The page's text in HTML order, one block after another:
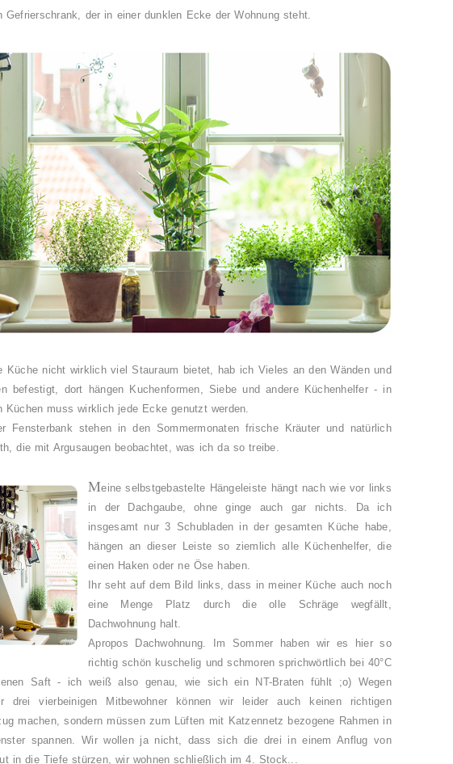
Gefrierschrank, der in einer dunklen Ecke der Wohnung steht.
Küche nicht wirklich viel Stauraum bietet, hab ich Vieles an den Wänden und
befestigt, dort hängen Kuchenformen, Siebe und andere Küchenhelfer - in
Küchen muss wirklich jede Ecke genutzt werden.
Fensterbank stehen in den Sommermonaten frische Kräuter und natürlich
die mit Argusaugen beobachtet, was ich da so treibe.
Meine selbstgebastelte Hängeleiste hängt nach wie vor links
in der Dachgaube, ohne ginge auch gar nichts. Da ich
insgesamt nur 3 Schubladen in der gesamten Küche habe,
hängen an dieser Leiste so ziemlich alle Küchenhelfer, die
einen Haken oder ne Öse haben.
Ihr seht auf dem Bild links, dass in meiner Küche auch noch
eine Menge Platz durch die olle Schräge wegfällt,
Dachwohnung halt.
Apropos Dachwohnung. Im Sommer haben wir es hier so
richtig schön kuschelig und schmoren sprichwörtlich bei 40°C
Saft - ich weiß also genau, wie sich ein NT-Braten fühlt ;o) Wegen
drei vierbeinigen Mitbewohner können wir leider auch keinen richtigen
machen, sondern müssen zum Lüften mit Katzennetz bezogene Rahmen in
spannen. Wir wollen ja nicht, dass sich die drei in einem Anflug von
in die Tiefe stürzen, wir wohnen schließlich im 4. Stock...